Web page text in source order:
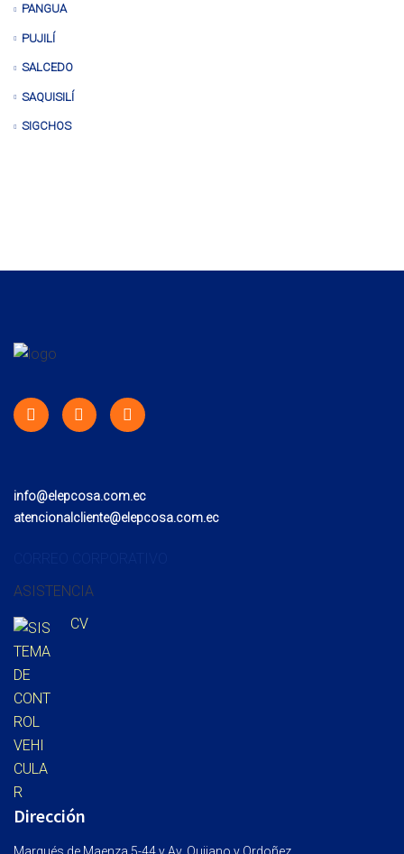
PANGUA
PUJILÍ
SALCEDO
SAQUISILÍ
SIGCHOS
info@elepcosa.com.ec
atencionalcliente@elepcosa.com.ec
ASISTENCIA
CV
Dirección
Marqués de Maenza 5-44 y Av. Quijano y Ordoñez